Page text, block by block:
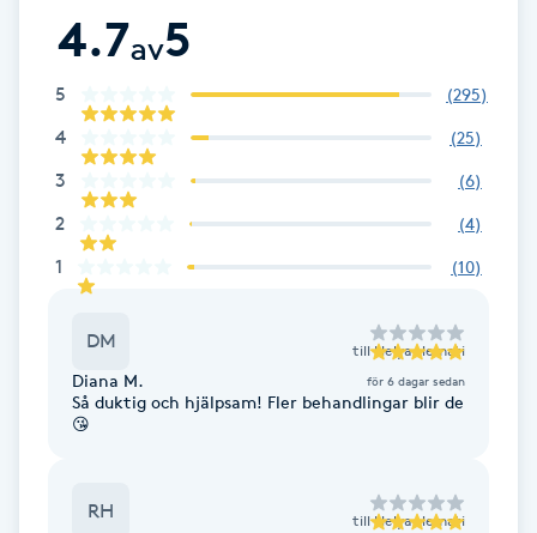
Föning
Gel naglar
Gelenaglar
Gravidmassage
Gruppträning
4.7av5
5 (295)
4 (25)
3 (6)
2 (4)
1 (10)
DM till Helya Hemati
Diana M. för 6 dagar sedan
Så duktig och hjälpsam! Fler behandlingar blir de
😘
RH till Helya Hemati